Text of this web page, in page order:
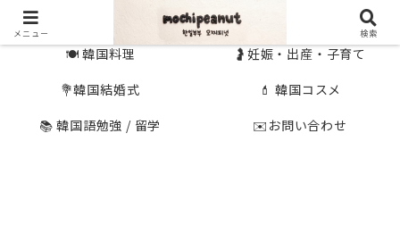
🍽 韓国料理
🤰妊娠・出産・子育て
💐韓国結婚式
💄 韓国コスメ
📚 韓国語勉強 / 留学
✉️お問い合わせ
メニュー 検索